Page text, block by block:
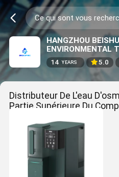
HANGZHOU
ENVIRONMENTAL
14 YEARS 5.0
Distributeur De L'eau
Partie Supérieure Du